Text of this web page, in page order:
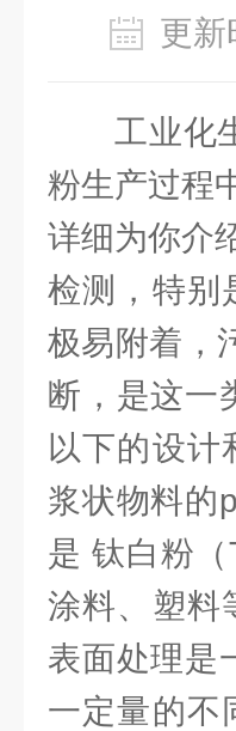
更
工业化
粉生产过程
详细为你介
检测，特别
极易附着，
断，是这一
以下的设计
浆状物料的
是 钛白粉
涂料、塑料
表面处理是
一定量的不